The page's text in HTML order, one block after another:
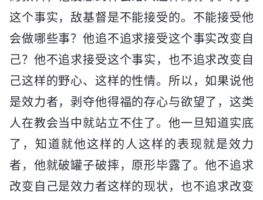
这个事实，敌基督是不能接受的。不能接受他
会做哪些事？他追不追求接受这个事实改变自
己？他不追求接受这个事实，也不追求改变自
己这样的野心、这样的性情。所以，如果说他
是效力者，剥夺他得福的存心与欲望了，这类
人在教会当中就站立不住了。他一旦知道实底
了，知道就他这样的人这样的表现就是效力
者，他就破罐子破摔，原形毕露了。他不追求
改变自己是效力者这样的现状，也不追求改变